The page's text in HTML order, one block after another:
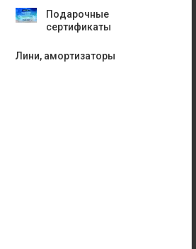
Подарочные
сертификаты
Лини, амортизаторы